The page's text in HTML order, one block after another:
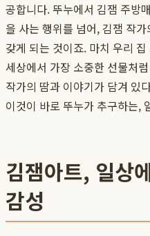
공합니다. 뚜누에서 김잼 주방
을 사는 행위를 넘어, 김잼 작
갖게 되는 것이죠. 마치 우리
세상에서 가장 소중한 선물처
작가의 땀과 이야기가 담겨 있
이것이 바로 뚜누가 추구하는,
김잼아트, 일상
감성